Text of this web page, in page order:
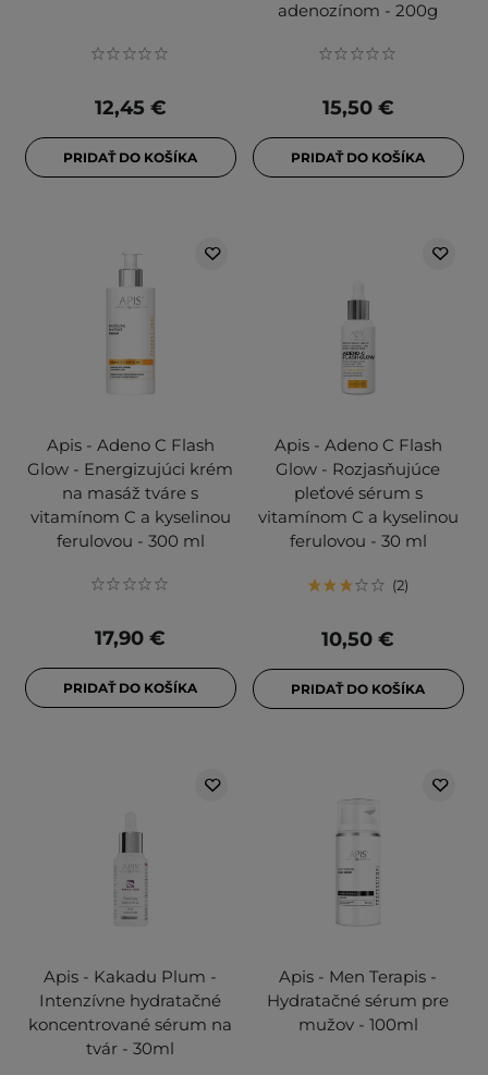
12,45 €
PRIDAŤ DO KOŠÍKA
adenozínom - 200g
15,50 €
PRIDAŤ DO KOŠÍKA
Apis - Adeno C Flash
Glow - Energizujúci krém
na masáž tváre s
vitamínom C a kyselinou
ferulovou - 300 ml
17,90 €
PRIDAŤ DO KOŠÍKA
Apis - Adeno C Flash
Glow - Rozjasňujúce
pleťové sérum s
vitamínom C a kyselinou
ferulovou - 30 ml
2
10,50 €
PRIDAŤ DO KOŠÍKA
Apis - Kakadu Plum -
Intenzívne hydratačné
koncentrované sérum na
tvár - 30ml
Apis - Men Terapis -
Hydratačné sérum pre
mužov - 100ml